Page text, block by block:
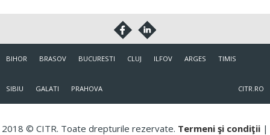
BIHOR BRASOV BUCURESTI CLUJ ILFOV ARGES TIMIS
SIBIU GALATI PRAHOVA CITR.RO
2018 © CITR. Toate drepturile rezervate. Termeni şi condiţii |